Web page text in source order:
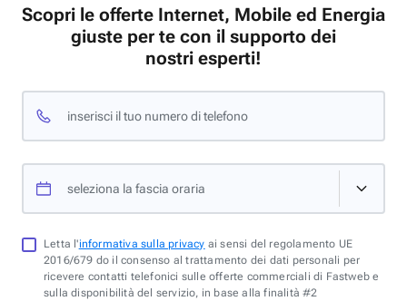
Scopri le offerte Internet, Mobile ed Energia
giuste per te con il supporto dei
nostri esperti!
inserisci il tuo numero di telefono
seleziona la fascia oraria
Letta l'informativa sulla privacy ai sensi del regolamento UE
2016/679 do il consenso al trattamento dei dati personali per
ricevere contatti telefonici sulle offerte commerciali di Fastweb e
sulla disponibilità del servizio, in base alla finalità #2